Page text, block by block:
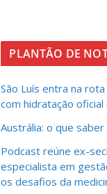
PLANTÃO DE
São Luís entra na
com hidratação oficial
Austrália: o que
Podcast reúne ex-
especialista em
os desafios da